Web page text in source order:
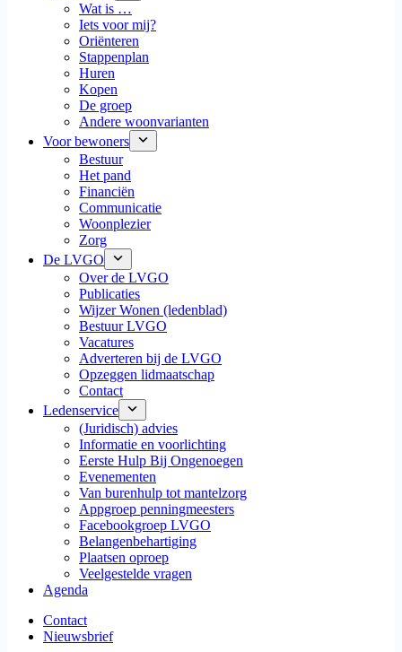
Wat is …
Iets voor mij?
Oriënteren
Stappenplan
Huren
Kopen
De groep
Andere woonvarianten
Voor bewoners
Bestuur
Het pand
Financiën
Communicatie
Woonplezier
Zorg
De LVGO
Over de LVGO
Publicaties
Wijzer Wonen (ledenblad)
Bestuur LVGO
Vacatures
Adverteren bij de LVGO
Opzeggen lidmaatschap
Contact
Ledenservice
(Juridisch) advies
Informatie en voorlichting
Eerste Hulp Bij Ongenoegen
Evenementen
Van burenhulp tot mantelzorg
Appgroep penningmeesters
Facebookgroep LVGO
Belangenbehartiging
Plaatsen oproep
Veelgestelde vragen
Agenda
Contact
Nieuwsbrief